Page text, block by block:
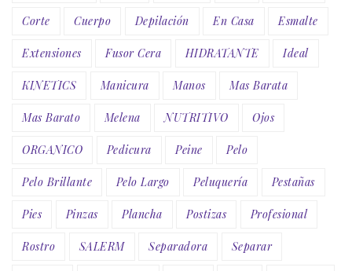
Corte Cuerpo Depilación En Casa Esmalte
Extensiones Fusor Cera HIDRATANTE Ideal
KINETICS Manicura Manos Mas Barata
Mas Barato Melena NUTRITIVO Ojos
ORGANICO Pedicura Peine Pelo
Pelo Brillante Pelo Largo Peluquería Pestañas
Pies Pinzas Plancha Postizas Profesional
Rostro SALERM Separadora Separar